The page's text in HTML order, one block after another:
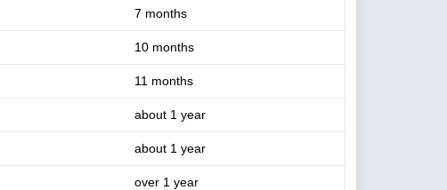
7 months
10 months
11 months
about 1 year
about 1 year
over 1 year